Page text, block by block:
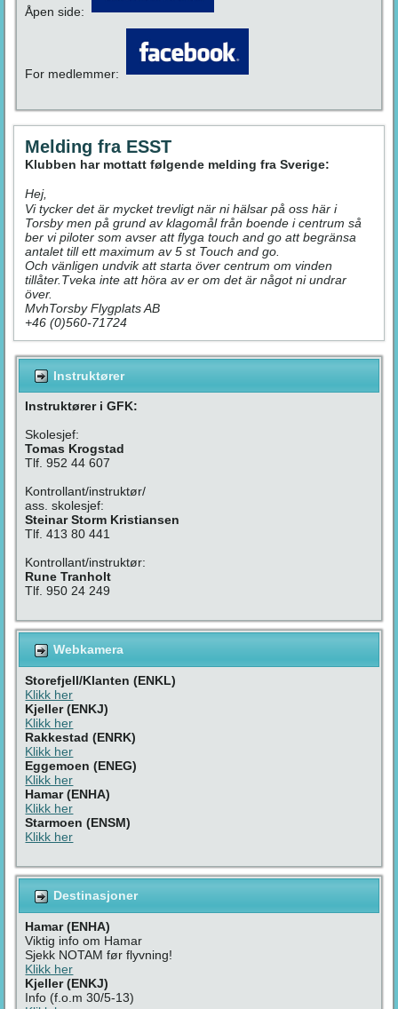
Åpen side:
For medlemmer:
Melding fra ESST
Klubben har mottatt følgende melding fra Sverige:
Hej,
Vi tycker det är mycket trevligt när ni hälsar på oss här i
Torsby men på grund av klagomål från boende i centrum så
ber vi piloter som avser att flyga touch and go att begränsa
antalet till ett maximum av 5 st Touch and go.
Och vänligen undvik att starta över centrum om vinden
tillåter.Tveka inte att höra av er om det är något ni undrar
över.
MvhTorsby Flygplats AB
+46 (0)560-71724
Instruktører
Instruktører i GFK:
Skolesjef:
Tomas Krogstad
Tlf. 952 44 607
Kontrollant/instruktør/
ass. skolesjef:
Steinar Storm Kristiansen
Tlf. 413 80 441
Kontrollant/instruktør:
Rune Tranholt
Tlf. 950 24 249
Webkamera
Storefjell/Klanten (ENKL)
Klikk her
Kjeller (ENKJ)
Klikk her
Rakkestad (ENRK)
Klikk her
Eggemoen (ENEG)
Klikk her
Hamar (ENHA)
Klikk her
Starmoen (ENSM)
Klikk her
Destinasjoner
Hamar (ENHA)
Viktig info om Hamar
Sjekk NOTAM før flyvning!
Klikk her
Kjeller (ENKJ)
Info (f.o.m 30/5-13)